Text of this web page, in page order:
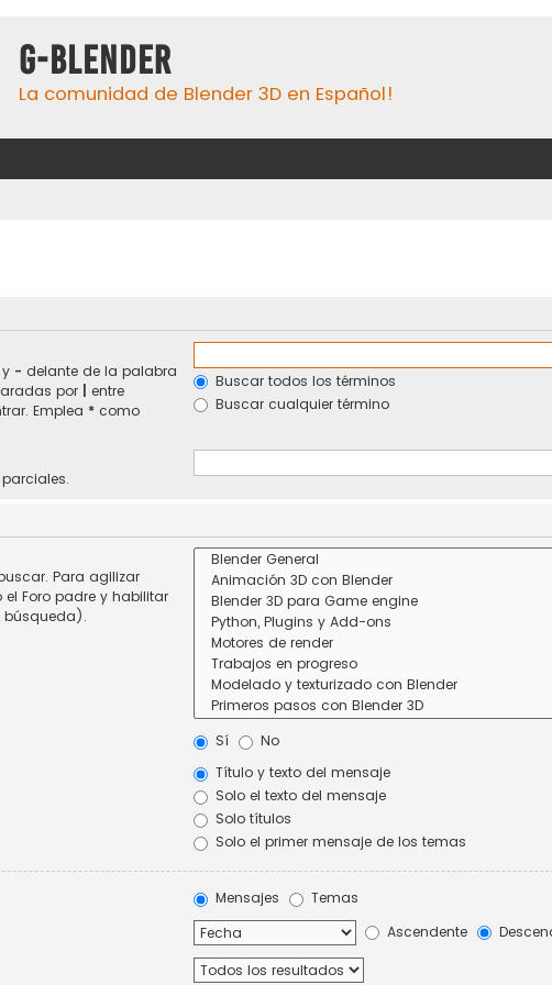
G-Blender
La comunidad de Blender 3D en Español!
- delante de la palabra
por
entre
Emplea * como
Buscar todos los términos
Buscar cualquier término
Para agilizar
Foro padre y habilitar
búsqueda).
Sí
No
Título y texto del mensaje
Solo el texto del mensaje
Solo títulos
Solo el primer mensaje de los temas
Mensajes
Temas
Ascendente